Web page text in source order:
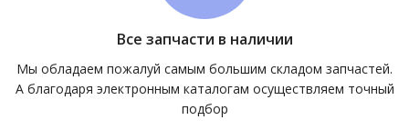
Все запчасти в наличии
Мы обладаем пожалуй самым большим складом запчастей.
А благодаря электронным каталогам осуществляем точный
подбор